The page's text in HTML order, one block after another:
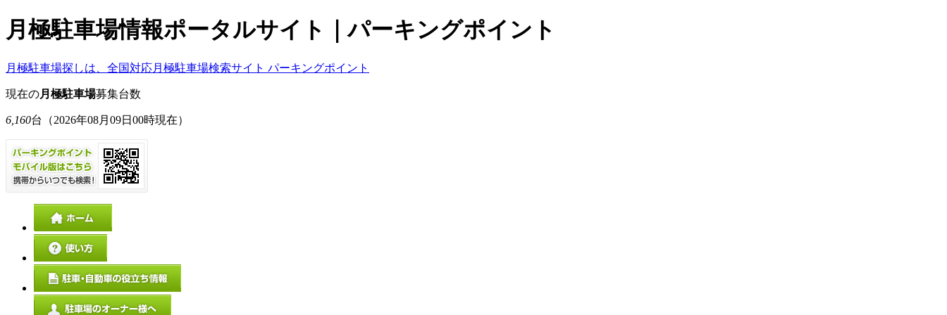
月極駐車場情報ポータルサイト｜パーキングポイント
月極駐車場探しは、全国対応月極駐車場検索サイト パーキングポイント
現在の月極駐車場募集台数
6,160台 （2026年08月09日00時現在）